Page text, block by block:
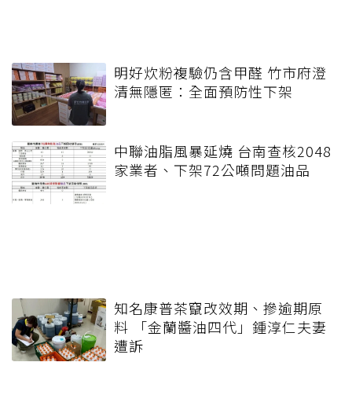
明好炊粉複驗仍含甲醛 竹市府澄
清無隱匿：全面預防性下架
中聯油脂風暴延燒 台南查核2048
家業者、下架72公噸問題油品
知名康普茶竄改效期、摻逾期原
料 「金蘭醬油四代」鍾淳仁夫妻
遭訴